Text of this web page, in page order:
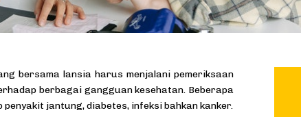
bersama lansia harus menjalani pemeriksaan
berbagai gangguan kesehatan. Beberapa
jantung, diabetes, infeksi bahkan kanker.